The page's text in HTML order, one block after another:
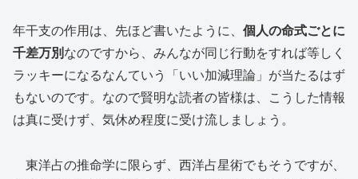
年干支の作用は、先ほど書いたように、 個人の命式ごとに
千差万別 なのですから、みんなが同じ行動をすれば等しく
ラッキーになるなんていう「いい加減理論」が当たるはず
もないのです。なので賢明な読者の皆様は、こうした情報
は真に受けず、気休め程度に受け流しましょう。
東洋占の推命学に限らず、西洋占星術でもそうですが、